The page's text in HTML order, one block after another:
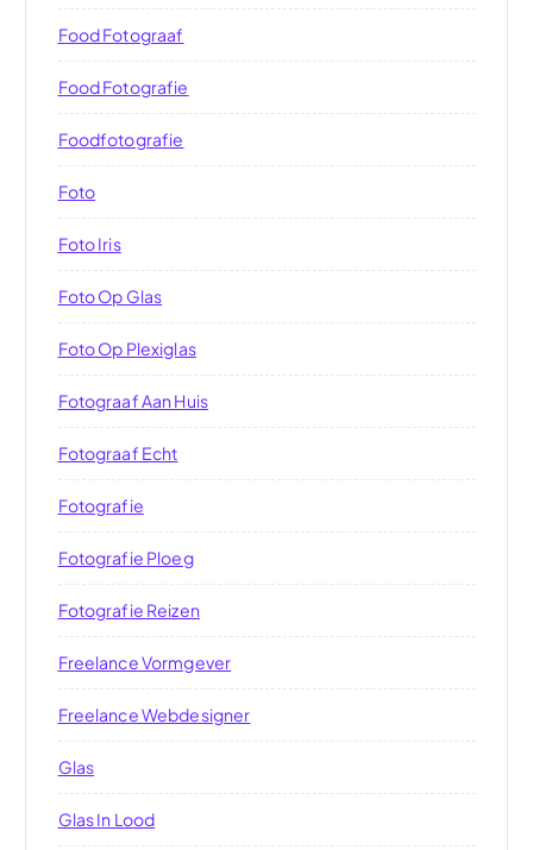
Food Fotograaf
Food Fotografie
Foodfotografie
Foto
Foto Iris
Foto Op Glas
Foto Op Plexiglas
Fotograaf Aan Huis
Fotograaf Echt
Fotografie
Fotografie Ploeg
Fotografie Reizen
Freelance Vormgever
Freelance Webdesigner
Glas
Glas In Lood